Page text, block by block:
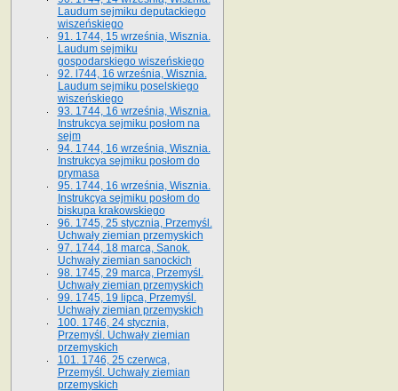
Laudum sejmiku deputackiego
wiszeńskiego
91. 1744, 15 września, Wisznia.
Laudum sejmiku
gospodarskiego wiszeńskiego
92. l744, 16 września, Wisznia.
Laudum sejmiku poselskiego
wiszeńskiego
93. 1744, 16 września, Wisznia.
Instrukcya sejmiku posłom na
sejm
94. 1744, 16 września, Wisznia.
Instrukcya sejmiku posłom do
prymasa
95. 1744, 16 września, Wisznia.
Instrukcya sejmiku posłom do
biskupa krakowskiego
96. 1745, 25 stycznia, Przemyśl.
Uchwały ziemian przemyskich
97. 1744, 18 marca, Sanok.
Uchwały ziemian sanockich
98. 1745, 29 marca, Przemyśl.
Uchwały ziemian przemyskich
99. 1745, 19 lipca, Przemyśl.
Uchwały ziemian przemyskich
100. 1746, 24 stycznia,
Przemyśl. Uchwały ziemian
przemyskich
101. 1746, 25 czerwca,
Przemyśl. Uchwały ziemian
przemyskich